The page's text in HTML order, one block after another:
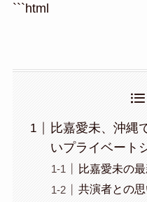
```html
比嘉愛未、沖縄
いプライベート
比嘉愛未の
共演者との